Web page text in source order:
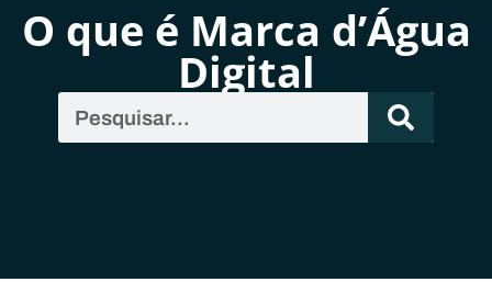
O que é Marca d’Água
Digital